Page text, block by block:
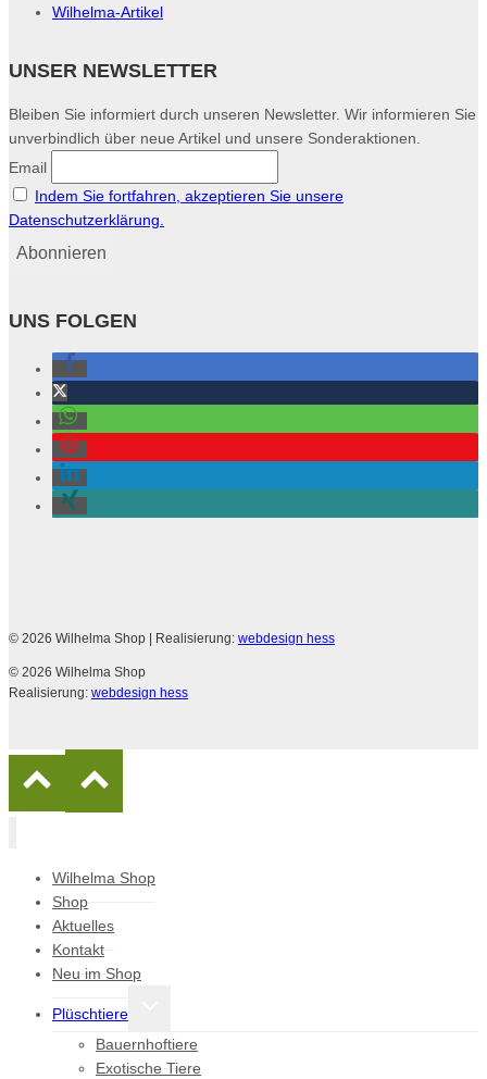
Wilhelma-Artikel
UNSER NEWSLETTER
Bleiben Sie informiert durch unseren Newsletter. Wir informieren Sie
unverbindlich über neue Artikel und unsere Sonderaktionen.
Email
Indem Sie fortfahren, akzeptieren Sie unsere
Datenschutzerklärung.
UNS FOLGEN
© 2026 Wilhelma Shop | Realisierung: webdesign hess
© 2026 Wilhelma Shop
Realisierung: webdesign hess
Wilhelma Shop
Shop
Aktuelles
Kontakt
Neu im Shop
Plüschtiere
Bauernhoftiere
Exotische Tiere